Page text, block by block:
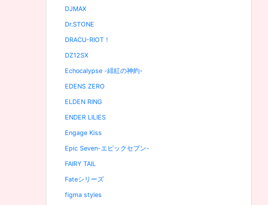
DJMAX
Dr.STONE
DRACU-RIOT！
DZ12SX
Echocalypse -緋紅の神約-
EDENS ZERO
ELDEN RING
ENDER LILIES
Engage Kiss
Epic Seven-エピックセブン-
FAIRY TAIL
Fateシリーズ
figma styles